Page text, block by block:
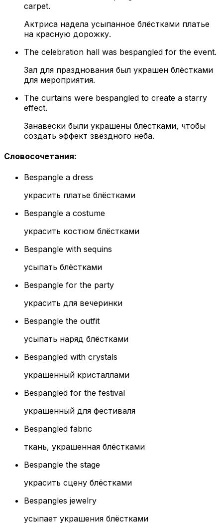
carpet.
Актриса надела усыпанное блёстками платье
на красную дорожку.
The celebration hall was bespangled for the event.
Зал для празднования был украшен блёстками
для мероприятия.
The curtains were bespangled to create a starry
effect.
Занавески были украшены блёстками, чтобы
создать эффект звёздного неба.
Словосочетания:
Bespangle a dress
украсить платье блёстками
Bespangle a costume
украсить костюм блёстками
Bespangle with sequins
усыпать блёстками
Bespangle for the party
украсить для вечеринки
Bespangle the outfit
усыпать наряд блёстками
Bespangled with crystals
украшенный кристаллами
Bespangled for the festival
украшенный для фестиваля
Bespangled fabric
ткань, украшенная блёстками
Bespangle the stage
украсить сцену блёстками
Bespangles jewelry
усыпает украшения блёстками